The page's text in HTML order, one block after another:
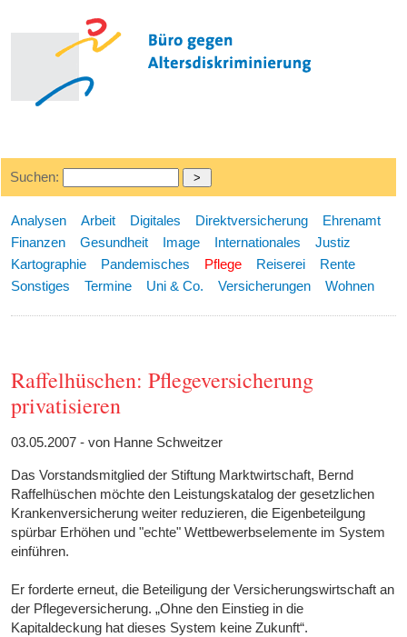
Suchen:
Analysen Arbeit Digitales Direktversicherung
Ehrenamt
Finanzen
Gesundheit Image Internationales
Justiz
Kartographie
Pandemisches Pflege Reiserei
Rente
Sonstiges
Termine Uni & Co. Versicherungen Wohnen
Raffelhüschen: Pflegeversicherung
privatisieren
03.05.2007 - von Hanne Schweitzer
Das Vorstandsmitglied der Stiftung Marktwirtschaft, Bernd
Raffelhüschen möchte den Leistungskatalog der gesetzlichen
Krankenversicherung weiter reduzieren, die Eigenbeteilgung
spürbar Erhöhen und "echte" Wettbewerbselemente im System
einführen.
Er forderte erneut, die Beteiligung der Versicherungswirtschaft an
der Pflegeversicherung. „Ohne den Einstieg in die
Kapitaldeckung hat dieses System keine Zukunft“.